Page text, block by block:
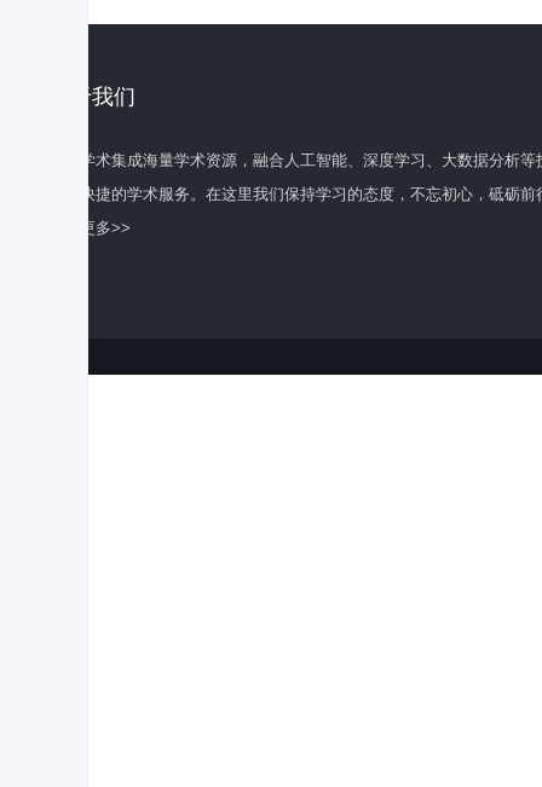
关于我们
百度学术集成海量学术资源，融合人工智能、深度学习、大数据分析
全面快捷的学术服务。在这里我们保持学习的态度，不忘初心，砥砺前
了解更多>>